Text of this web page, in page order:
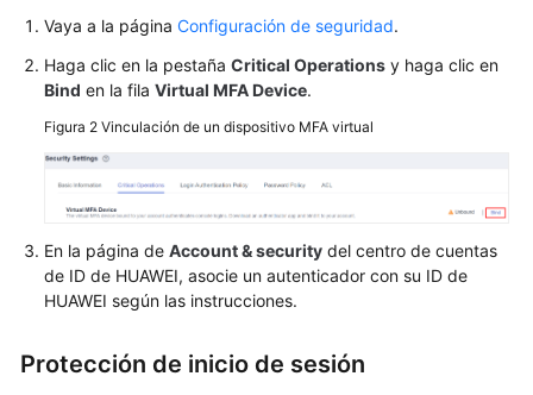
Broker
identidades
personalizado
Autenticación
MFA
y
MFA
virtual
de
Vaya a la página Configuración de seguridad.
Haga clic en la pestaña Critical Operations y haga clic en
Bind en la fila Virtual MFA Device.
Figura 2 Vinculación de un dispositivo MFA virtual
En la página de Account & security del centro de cuentas
de ID de HUAWEI, asocie un autenticador con su ID de
HUAWEI según las instrucciones.
Protección de inicio de sesión